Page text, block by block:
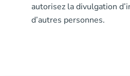
autorisez la divulgation
d’autres personnes.